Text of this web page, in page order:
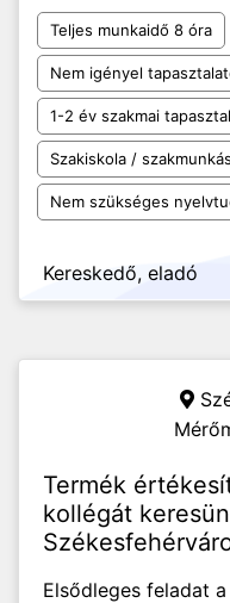
Teljes munkaidő 8 óra
Nem igényel
1-2 év szakmai
Szakiskola /
Nem szükséges
Kereskedő, eladó
Termék
kollégát
Elsődleges feladat